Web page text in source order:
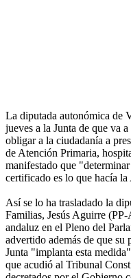
La diputada autonómica de
jueves a la Junta de que va
obligar a la ciudadanía a
de Atención Primaria,
manifestado que
certificado es lo que hacía
Así se lo ha trasladado la
Familias, Jesús Aguirre
andaluz en el Pleno del
advertido además de que
Junta "implanta esta
que acudió al Tribunal